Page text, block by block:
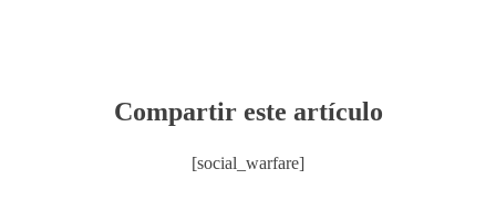
Compartir este artículo
[social_warfare]